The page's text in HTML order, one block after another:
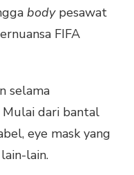
bodypesawat
FIFA
selama
Mulai dari bantal
eye mask yang
lain.